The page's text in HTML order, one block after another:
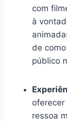
com
à
de
público
ressoa